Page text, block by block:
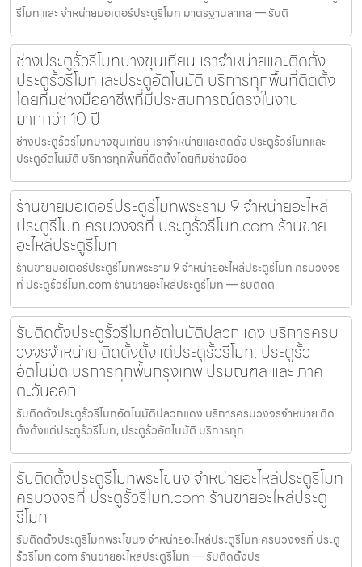
รีโมท และ จำหน่ายมอเตอร์ประตูรีโมท มาตรฐานสากล — รับติ
ช่างประตูรั้วรีโมทบางขุนเทียน เราจำหน่ายและติดตั้ง
ประตูรั้วรีโมทและประตูอัตโนมัติ บริการทุกพื้นที่ติดตั้ง
โดยทีมช่างมืออาชีพที่มีประสบการณ์ตรงในงาน
มากกว่า 10 ปี
ช่างประตูรั้วรีโมทบางขุนเทียน เราจำหน่ายและติดตั้ง ประตูรั้วรีโมทและ
ประตูอัตโนมัติ บริการทุกพื้นที่ติดตั้งโดยทีมช่างมืออ
ร้านขายมอเตอร์ประตูรีโมทพระราม 9 จำหน่ายอะไหล่
ประตูรีโมท ครบวงจรที่ ประตูรั้วรีโมท.com ร้านขาย
อะไหล่ประตูรีโมท
ร้านขายมอเตอร์ประตูรีโมทพระราม 9 จำหน่ายอะไหล่ประตูรีโมท ครบวงจร
ที่ ประตูรั้วรีโมท.com ร้านขายอะไหล่ประตูรีโมท — รับติดต
รับติดตั้งประตูรั้วรีโมทอัตโนมัติปลวกแดง บริการครบ
วงจรจำหน่าย ติดตั้งตั้งแต่ประตูรั้วรีโมท, ประตูรั้ว
อัตโนมัติ บริการทุกพื้นกรุงเทพ ปริมณฑล และ ภาค
ตะวันออก
รับติดตั้งประตูรั้วรีโมทอัตโนมัติปลวกแดง บริการครบวงจรจำหน่าย ติด
ตั้งตั้งแต่ประตูรั้วรีโมท, ประตูรั้วอัตโนมัติ บริการทุก
รับติดตั้งประตูรีโมทพระโขนง จำหน่ายอะไหล่ประตูรีโมท
ครบวงจรที่ ประตูรั้วรีโมท.com ร้านขายอะไหล่ประตู
รีโมท
รับติดตั้งประตูรีโมทพระโขนง จำหน่ายอะไหล่ประตูรีโมท ครบวงจรที่ ประตู
รั้วรีโมท.com ร้านขายอะไหล่ประตูรีโมท — รับติดตั้งปร